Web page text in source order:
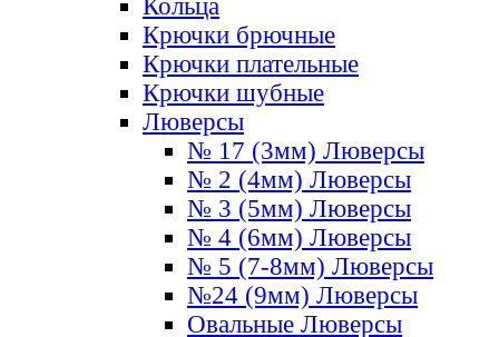
Кольца
Крючки брючные
Крючки плательные
Крючки шубные
Люверсы
№ 17 (3мм) Люверсы
№ 2 (4мм) Люверсы
№ 3 (5мм) Люверсы
№ 4 (6мм) Люверсы
№ 5 (7-8мм) Люверсы
№24 (9мм) Люверсы
Овальные Люверсы